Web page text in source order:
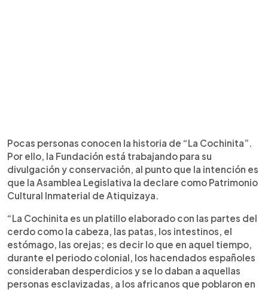
Pocas personas conocen la historia de “La Cochinita”.
Por ello, la Fundación está trabajando para su
divulgación y conservación, al punto que la intención es
que la Asamblea Legislativa la declare como Patrimonio
Cultural Inmaterial de Atiquizaya.
“La Cochinita es un platillo elaborado con las partes del
cerdo como la cabeza, las patas, los intestinos, el
estómago, las orejas; es decir lo que en aquel tiempo,
durante el periodo colonial, los hacendados españoles
consideraban desperdicios y se lo daban a aquellas
personas esclavizadas, a los africanos que poblaron en